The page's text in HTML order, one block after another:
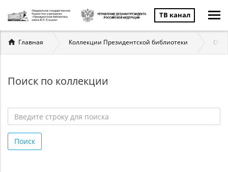
ТВ канал
Вы
здесь
Главная Коллекции Президентской библиотеки
Поиск по коллекции
строку
для
Поиск